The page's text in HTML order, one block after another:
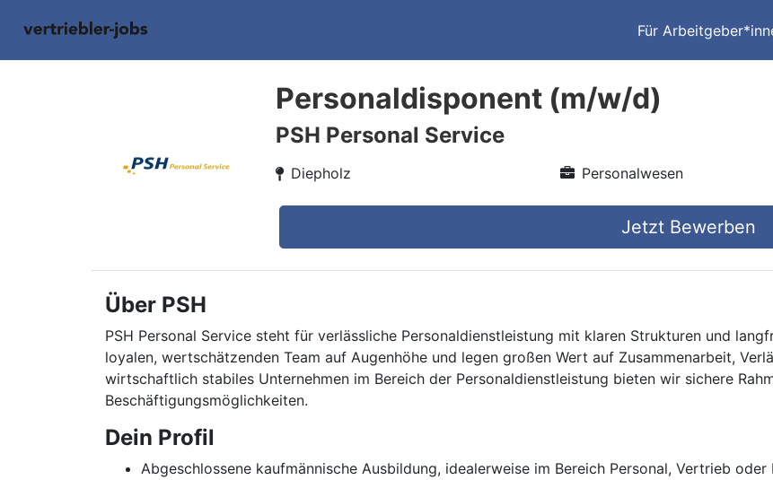
Für
Personaldisponent (m/w/d)
PSH Personal Service
Diepholz Personalwesen
Jetzt Bewerben
Über PSH
PSH Personal Service steht für verlässliche Personaldienstleistung mit klaren Strukturen und
loyalen, wertschätzenden Team auf Augenhöhe und legen großen Wert auf Zusammenarbeit,
wirtschaftlich stabiles Unternehmen im Bereich der Personaldienstleistung bieten wir sichere
Beschäftigungsmöglichkeiten.
Dein Profil
Abgeschlossene kaufmännische Ausbildung, idealerweise im Bereich Personal, Vertrieb